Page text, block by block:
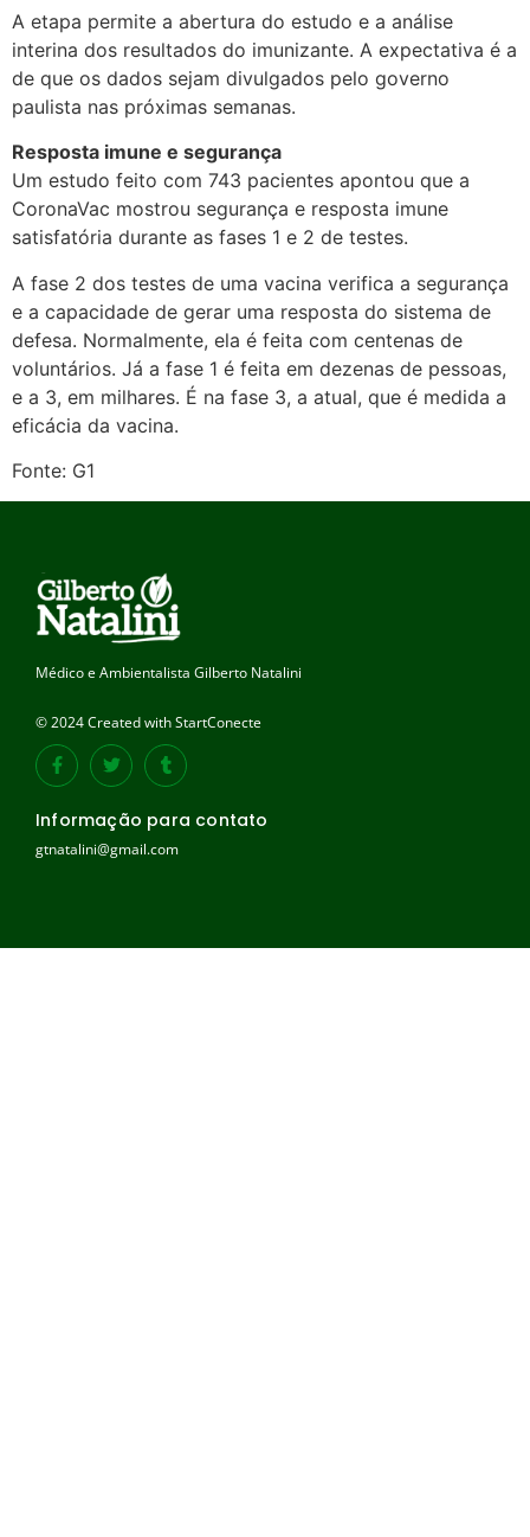
A etapa permite a abertura do estudo e a análise
interina dos resultados do imunizante. A expectativa é a
de que os dados sejam divulgados pelo governo
paulista nas próximas semanas.
Resposta imune e segurança
Um estudo feito com 743 pacientes apontou que a
CoronaVac mostrou segurança e resposta imune
satisfatória durante as fases 1 e 2 de testes.
A fase 2 dos testes de uma vacina verifica a segurança
e a capacidade de gerar uma resposta do sistema de
defesa. Normalmente, ela é feita com centenas de
voluntários. Já a fase 1 é feita em dezenas de pessoas,
e a 3, em milhares. É na fase 3, a atual, que é medida a
eficácia da vacina.
Fonte: G1
Médico e Ambientalista Gilberto Natalini
© 2024 Created with StartConecte
Informação para contato
gtnatalini@gmail.com